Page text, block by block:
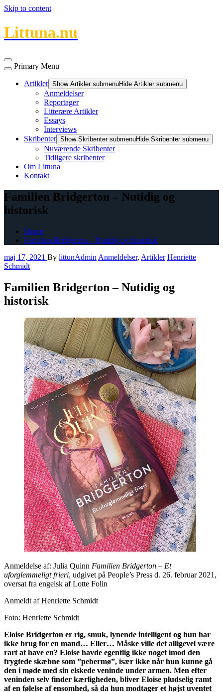
Skip to content
Littuna.nu
Primary Menu
Artikler Show Artikler submenuHide Artikler submenu
Anmeldelser
Reportager
Litterære Artikler
Essays
Interviews
Skribenter Show Skribenter submenuHide Skribenter submenu
Nuværende Skribenter
Tidligere skribenter
Om Littuna
Kontakt
Familien Bridgerton – Nutidig og
historisk
Home
Familien Bridgerton – Nutidig og historisk
maj 17, 2021 By littunAdmin Anmeldelser, Artikler Henriette
Schmidt
Familien Bridgerton – Nutidig og
historisk
Anmeldelse af: Julia Quinn Familien Bridgerton – Et
uforglemmeligt frieri, udgivet på People’s Press d. 26. februar 2021,
oversat fra engelsk af Lotte Folin
Anmeldt af Henriette Schmidt
Foto: Henriette Schmidt
Eloise Bridgerton er rig, smuk, lynende intelligent og hun har
ikke brug for en mand… Eller… Måske ville det alligevel være
rart at have en? Eloise havde egentlig ikke noget imod den
frygtede skæbne som ”pebermø”, især ikke når hun kunne gå
den i møde med sin elskede veninde under armen. Men efter
veninden selv finder kærligheden, bliver Eloise pludselig ramt
af en følelse af ensomhed, så da hun modtager et højst uventet